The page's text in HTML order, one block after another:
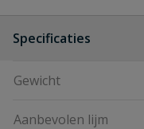
Specificaties
Gewicht
Aanbevolen lijm